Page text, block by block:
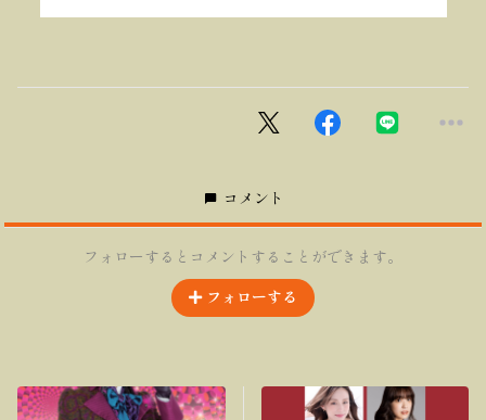
コメント
フォローするとコメントすることができます。
フォローする